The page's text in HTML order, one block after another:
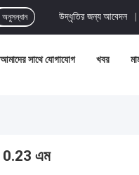
উদ্ধৃতির জন্য আবেদন |
অনুসন্ধান
আমাদের সাথে যোগাযোগ খবর
0.23 এম